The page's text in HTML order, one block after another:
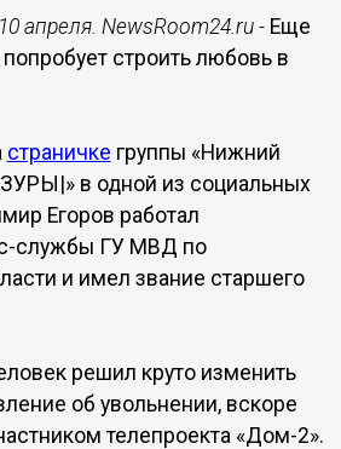
апреля. NewsRoom24.ru - Еще
строить любовь в
страничке группы «Нижний
в одной из социальных
Егоров работал
службы ГУ МВД по
и имел звание старшего
решил круто изменить
об увольнении, вскоре
телепроекта «Дом-2».